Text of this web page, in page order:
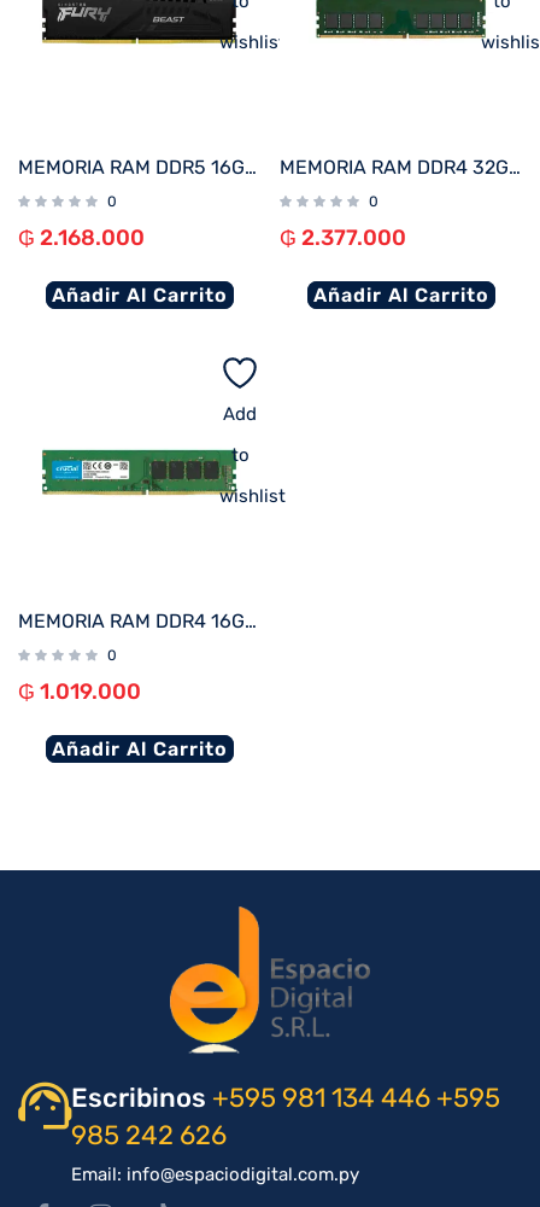
wishlist
MEMORIA RAM DDR5 16GB 5200 KINGSTON FURY BEAST BK KF552C40BB-16
0
₲ 2.168.000
Añadir Al Carrito
MEMORIA RAM DDR4 32GB 3200 KINGSTON KVR32N22D8/32
0
₲ 2.377.000
Añadir Al Carrito
Add
to
wishlist
MEMORIA RAM DDR4 16G 3200 CRUCIAL CT16G4DFRA32A
0
₲ 1.019.000
Añadir Al Carrito
Escribinos +595 981 134 446 +595
985 242 626
Email: info@espaciodigital.com.py